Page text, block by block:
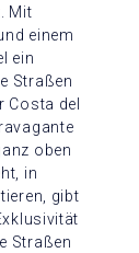
Mit
einem
ein
Straßen
Costa del
oben
in
gibt
Straßen